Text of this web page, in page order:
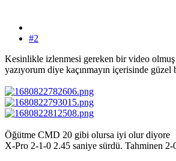
#2
Kesinlikle izlenmesi gereken bir video olmuş
yazıyorum diye kaçınmayın içerisinde güzel
Öğütme CMD 20 gibi olursa iyi olur diyore
X-Pro 2-1-0 2.45 saniye sürdü. Tahminen